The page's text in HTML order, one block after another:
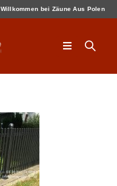
Willkommen bei Zäune Aus Polen